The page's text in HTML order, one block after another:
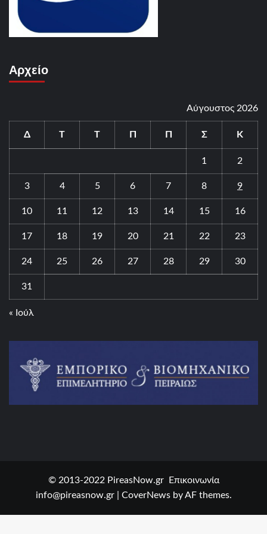
Αρχείο
Αύγουστος 2026
Δ Τ Τ Π Π Σ Κ
1 2
3 4 5 6 7 8 9
10 11 12 13 14 15 16
17 18 19 20 21 22 23
24 25 26 27 28 29 30
31
« Ιούλ
© 2013-2022 PireasNow.gr Επικοινωνία
info@pireasnow.gr
CoverNewsby AF themes.